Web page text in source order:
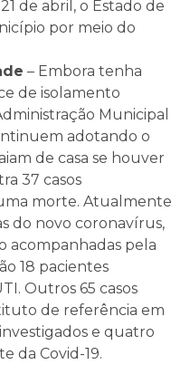
de abril, o Estado de
por meio do
– Embora tenha
de isolamento
Municipal
adotando o
de casa se houver
37 casos
morte. Atualmente
do novo coronavírus,
acompanhadas pela
18 pacientes
Outros 65 casos
de referência em
e quatro
da Covid-19.